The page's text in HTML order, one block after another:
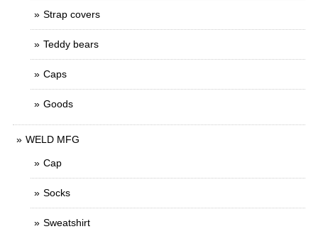
Strap covers
Teddy bears
Caps
Goods
WELD MFG
Cap
Socks
Sweatshirt